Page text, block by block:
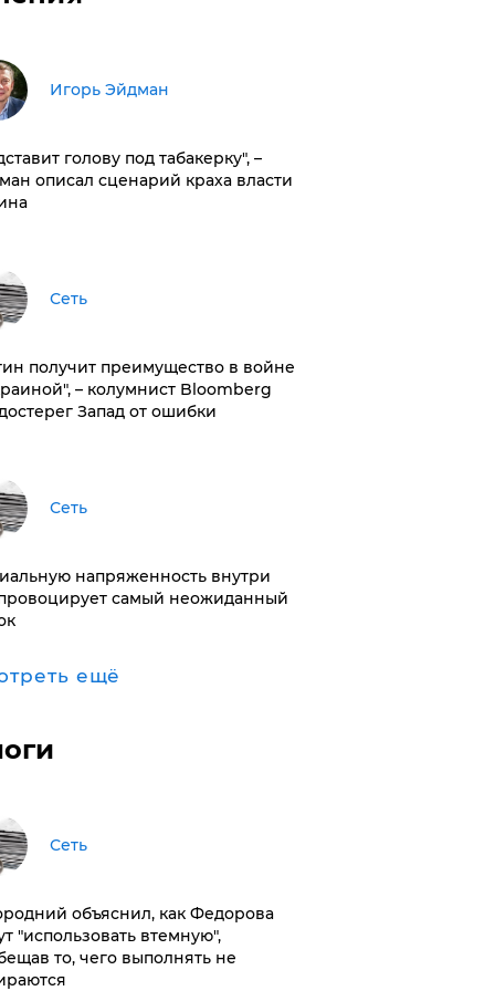
Игорь Эйдман
голову под табакерку", –
описал сценарий краха власти
Сеть
получит преимущество в войне
– колумнист Bloomberg
Запад от ошибки
Сеть
напряженность внутри
самый неожиданный
ещё
Сеть
объяснил, как Федорова
"использовать втемную",
то, чего выполнять не